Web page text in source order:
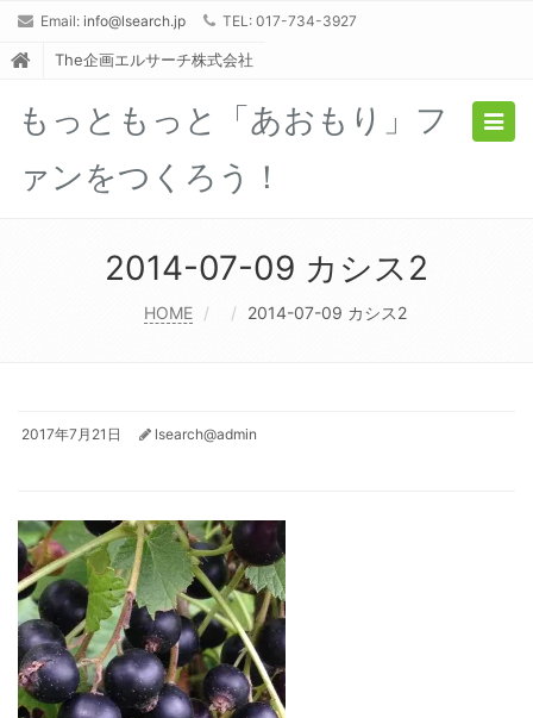
Email: info@lsearch.jp TEL: 017-734-3927
The企画エルサーチ株式会社
もっともっと「あおもり」フ
ァンをつくろう！
2014-07-09 カシス2
HOME 2014-07-09 カシス2
2017年7月21日 lsearch@admin